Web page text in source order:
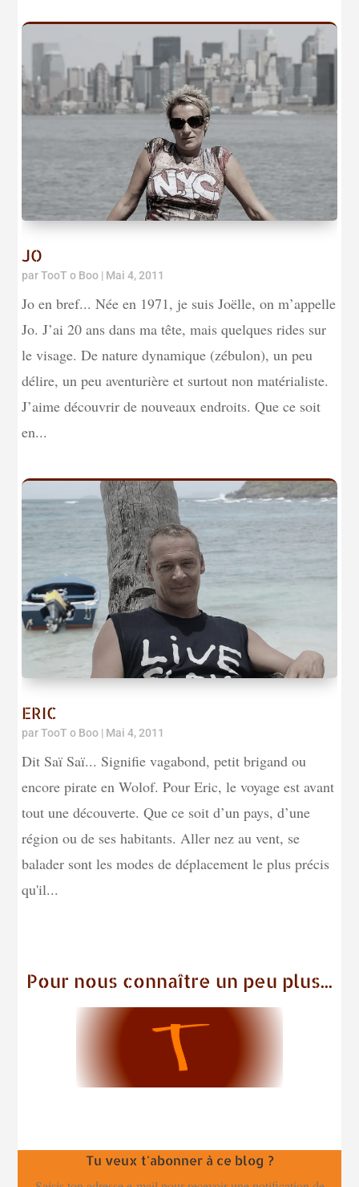
JO
parTooT o Boo | Mai 4, 2011
Jo en bref... Née en 1971, je suis Joëlle, on m’appelle
Jo. J’ai 20 ans dans ma tête, mais quelques rides sur
le visage. De nature dynamique (zébulon), un peu
délire, un peu aventurière et surtout non matérialiste.
J’aime découvrir de nouveaux endroits. Que ce soit
en...
ERIC
parTooT o Boo | Mai 4, 2011
Dit Saï Saï... Signifie vagabond, petit brigand ou
encore pirate en Wolof. Pour Eric, le voyage est avant
tout une découverte. Que ce soit d’un pays, d’une
région ou de ses habitants. Aller nez au vent, se
balader sont les modes de déplacement le plus précis
qu'il...
Pour nous connaître un peu plus...
Tu veux t'abonner à ce blog ?